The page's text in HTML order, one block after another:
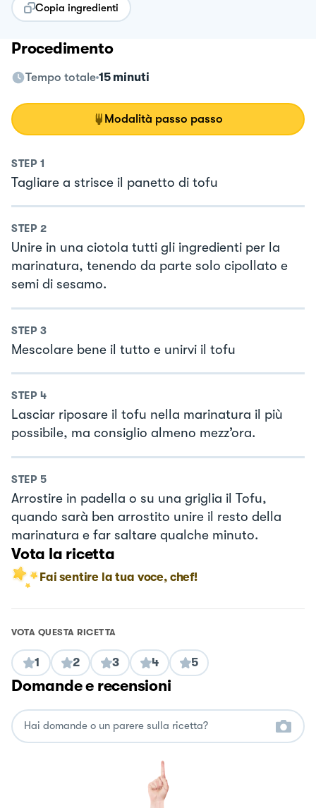
Copia ingredienti
Procedimento
Tempo totale 15 minuti
Modalità passo passo
STEP 1
Tagliare a strisce il panetto di tofu
STEP 2
Unire in una ciotola tutti gli ingredienti per la
marinatura, tenendo da parte solo cipollato e
semi di sesamo.
STEP 3
Mescolare bene il tutto e unirvi il tofu
STEP 4
Lasciar riposare il tofu nella marinatura il più
possibile, ma consiglio almeno mezz’ora.
STEP 5
Arrostire in padella o su una griglia il Tofu,
quando sarà ben arrostito unire il resto della
marinatura e far saltare qualche minuto.
Vota la ricetta
Fai sentire la tua voce, chef!
VOTA QUESTA RICETTA
1 2 3 4 5
Domande e recensioni